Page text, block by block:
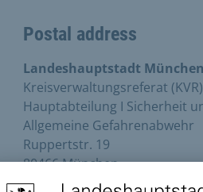
Postal address
Landeshauptstadt München
Kreisverwaltungsreferat (KVR)
Hauptabteilung I Sicherheit
Allgemeine Gefahrenabwehr
Ruppertstr. 19
80466 München
Fax:
+49 89 233-45665